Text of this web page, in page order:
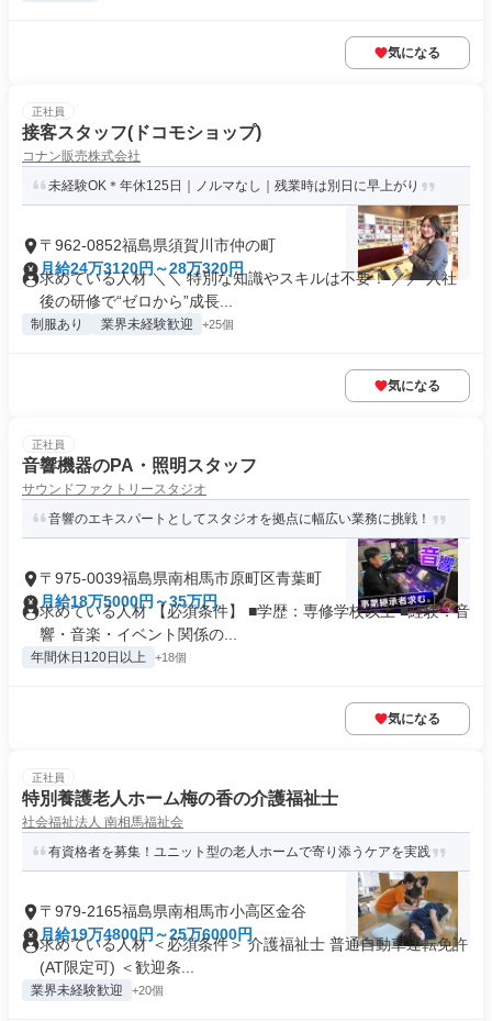
気になる
正社員
接客スタッフ(ドコモショップ)
コナン販売株式会社
未経験OK＊年休125日｜ノルマなし｜残業時は別日に早上がり
〒962-0852福島県須賀川市仲の町
月給24万3120円～28万320円
求めている人材 ＼＼ 特別な知識やスキルは不要！ ／／ 入社
後の研修で“ゼロから”成長...
制服あり 業界未経験歓迎 +25個
気になる
正社員
音響機器のPA・照明スタッフ
サウンドファクトリースタジオ
音響のエキスパートとしてスタジオを拠点に幅広い業務に挑戦！
〒975-0039福島県南相馬市原町区青葉町
月給18万5000円～35万円
求めている人材 【必須条件】 ■学歴：専修学校以上 ■経験：音
響・音楽・イベント関係の...
年間休日120日以上 +18個
気になる
正社員
特別養護老人ホーム梅の香の介護福祉士
社会福祉法人 南相馬福祉会
有資格者を募集！ユニット型の老人ホームで寄り添うケアを実践
〒979-2165福島県南相馬市小高区金谷
月給19万4800円～25万6000円
求めている人材 ＜必須条件＞ 介護福祉士 普通自動車運転免許
(AT限定可) ＜歓迎条...
業界未経験歓迎 +20個